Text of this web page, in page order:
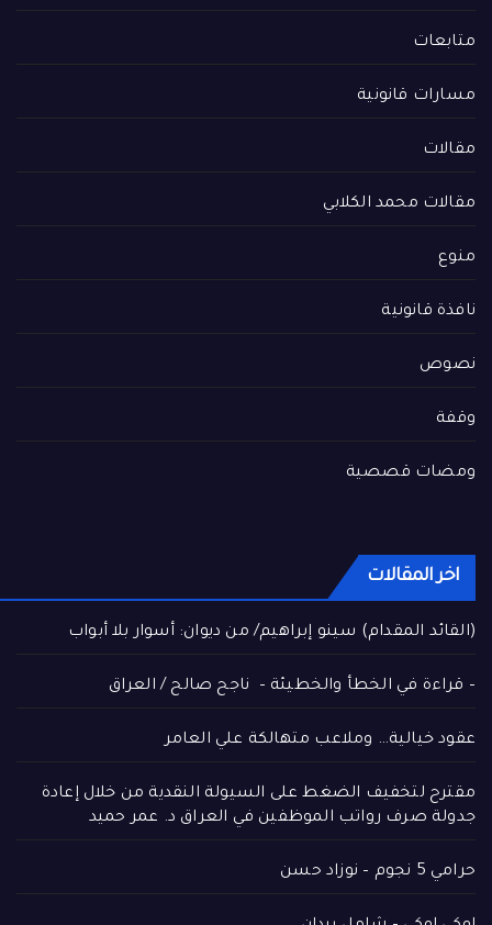
متابعات
مسارات قانونية
مقالات
مقالات محمد الكلابي
منوع
نافذة قانونية
نصوص
وقفة
ومضات قصصية
اخر المقالات
(القائد المقدام) سينو إبراهيم/ من ديوان: أسوار بلا أبواب
– قراءة في الخطأ والخطيئة – ناجح صالح / العراق
عقود خيالية… وملاعب متهالكة علي العامر
مقترح لتخفيف الضغط على السيولة النقدية من خلال إعادة
جدولة صرف رواتب الموظفين في العراق د. عمر حميد
حرامي 5 نجوم – نوزاد حسن